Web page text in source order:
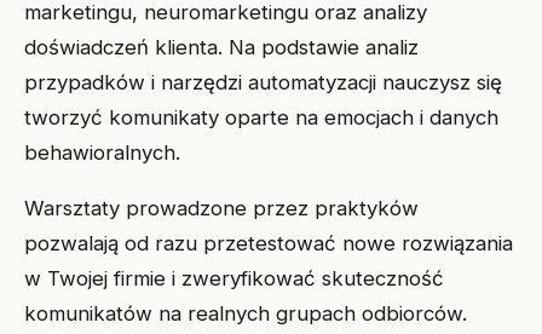
marketingu, neuromarketingu oraz analizy
doświadczeń klienta. Na podstawie analiz
przypadków i narzędzi automatyzacji nauczysz się
tworzyć komunikaty oparte na emocjach i danych
behawioralnych.
Warsztaty prowadzone przez praktyków
pozwalają od razu przetestować nowe rozwiązania
w Twojej firmie i zweryfikować skuteczność
komunikatów na realnych grupach odbiorców.